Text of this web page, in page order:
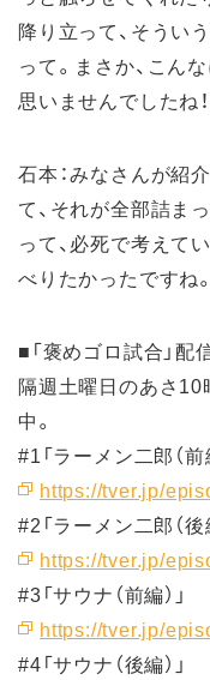
降り立って、そうい
って。まさか、こん
思いませんでしたね！
石本：みなさんが紹
て、それが全部詰ま
って、必死で考えて
べりたかったですね
■「褒めゴロ試合」配
隔週土曜日のあさ
中。
#1「ラーメン二郎（前
https://tver.jp/
#2「ラーメン二郎（後
https://tver.jp/
#3「サウナ（前編）」
https://tver.jp/
#4「サウナ（後編）」